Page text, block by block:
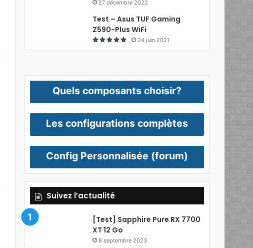
27 décembre 2022
Test – Asus TUF Gaming
Z590-Plus WiFi
24 juin 2021
Quels composants choisir?
Les configurations complètes
Config Personnalisée (forum)
Suivez l’actualité
[Test] Sapphire Pure RX 7700
XT 12 Go
8 septembre 2023